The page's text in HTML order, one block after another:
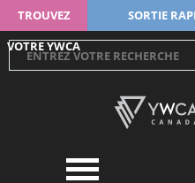
TROUVEZ
VOTRE YWCA
SORTIE